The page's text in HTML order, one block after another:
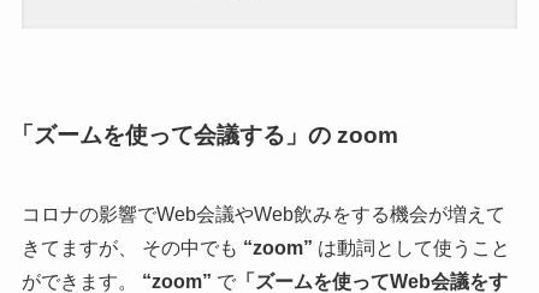
「ズームを使って会議する」の zoom
コロナの影響でWeb会議やWeb飲みをする機会が増えて
きてますが、 その中でも “zoom” は動詞として使うこと
ができます。 “zoom” で「ズームを使ってWeb会議をす